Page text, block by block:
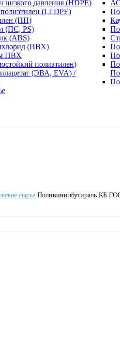
низкого давления (HDPE)
(LLDPE)
(ПП)
(ПС, PS)
(ABS)
(ПВХ)
ПВХ
полиэтилен)
(ЭВА, EVA) /
сырье Поливинилбутираль КБ